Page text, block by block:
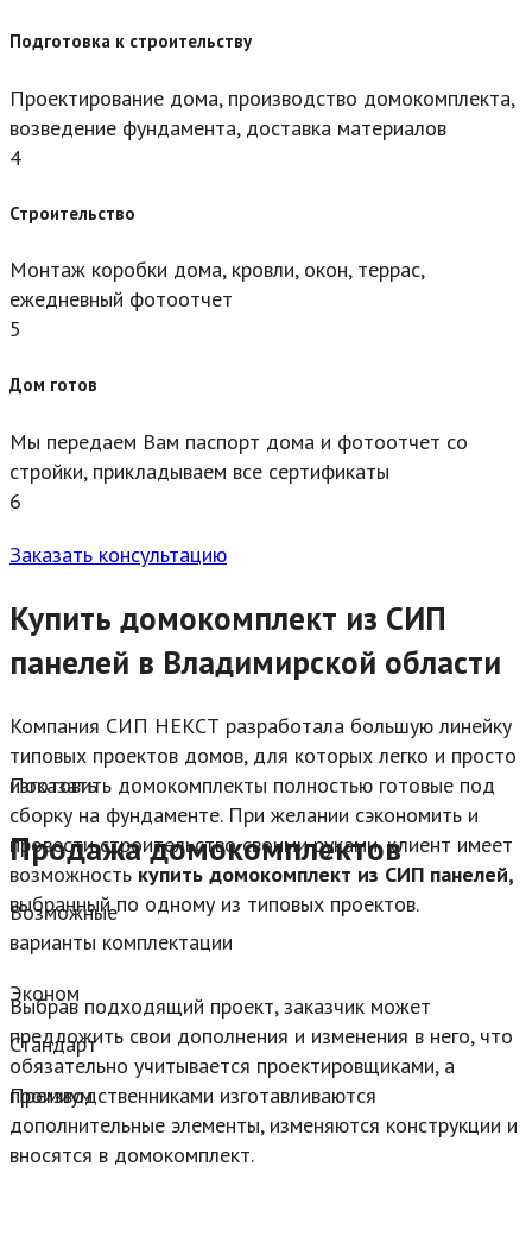
Подготовка к строительству
Проектирование дома, производство домокомплекта,
возведение фундамента, доставка материалов
4
Строительство
Монтаж коробки дома, кровли, окон, террас,
ежедневный фотоотчет
5
Дом готов
Мы передаем Вам паспорт дома и фотоотчет со
стройки, прикладываем все сертификаты
6
Заказать консультацию
Купить домокомплект из СИП
панелей в Владимирской области
Компания СИП НЕКСТ разработала большую линейку
типовых проектов домов, для которых легко и просто
изготовить домокомплекты полностью готовые под
сборку на фундаменте. При желании сэкономить и
провести строительство своими руками, клиент имеет
возможность купить домокомплект из СИП панелей,
выбранный по одному из типовых проектов.
Выбрав подходящий проект, заказчик может
предложить свои дополнения и изменения в него, что
обязательно учитывается проектировщиками, а
производственниками изготавливаются
дополнительные элементы, изменяются конструкции и
вносятся в домокомплект.
Показать
Продажа домокомплектов
Возможные
варианты комплектации
Эконом
Стандарт
Премиум